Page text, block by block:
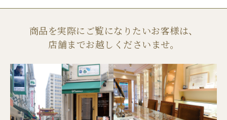
商品を実際にご覧になりたいお客様は、
店舗までお越しくださいませ。